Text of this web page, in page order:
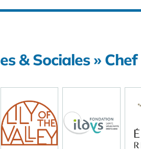
& Sociales »